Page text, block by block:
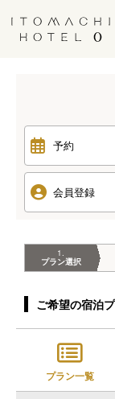
予約
会員登録
1
プラン選択
ご希望の宿泊
プラン一覧